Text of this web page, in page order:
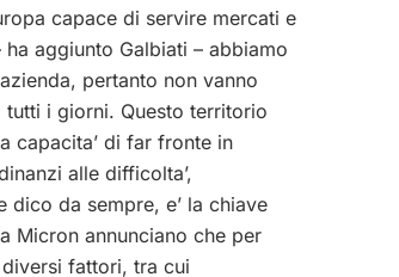
capace di servire mercati e
aggiunto Galbiati – abbiamo
pertanto non vanno
i giorni. Questo territorio
capacita’ di far fronte in
alle difficolta’,
da sempre, e’ la chiave
Micron annunciano che per
fattori, tra cui